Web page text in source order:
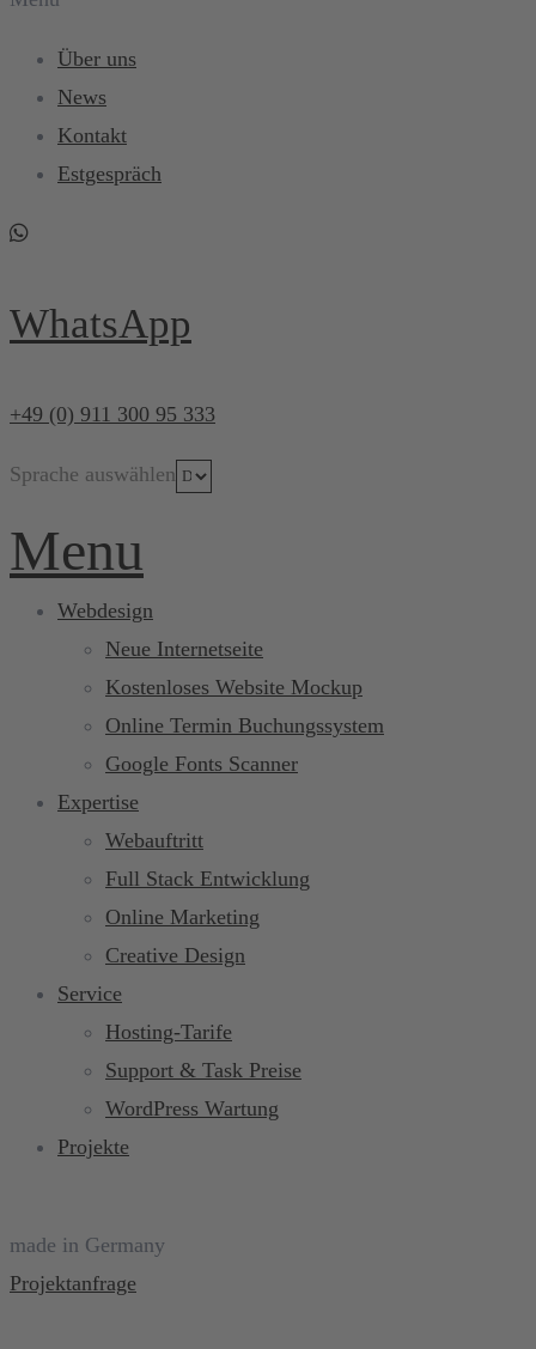
Über uns
News
Kontakt
Estgespräch
WhatsApp
+49 (0) 911 300 95 333
Sprache auswählen
Menu
Webdesign
Neue Internetseite
Kostenloses Website Mockup
Online Termin Buchungssystem
Google Fonts Scanner
Expertise
Webauftritt
Full Stack Entwicklung
Online Marketing
Creative Design
Service
Hosting-Tarife
Support & Task Preise
WordPress Wartung
Projekte
made in Germany
Projektanfrage